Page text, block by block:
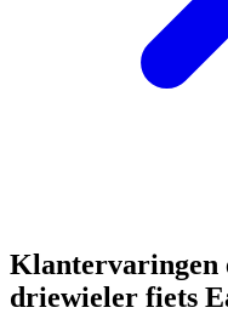
Klantervaringen
driewieler fiets